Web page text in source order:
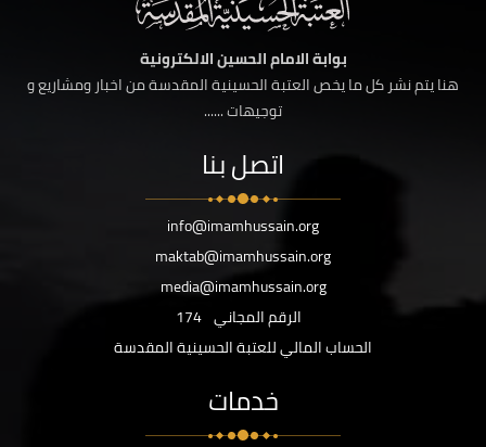
بوابة الامام الحسين الالكترونية
هنا يتم نشر كل ما يخص العتبة الحسينية المقدسة من اخبار ومشاريع و
توجيهات ......
اتصل بنا
info@imamhussain.org
maktab@imamhussain.org
media@imamhussain.org
الرقم المجاني 174
الحساب المالي للعتبة الحسينية المقدسة
خدمات